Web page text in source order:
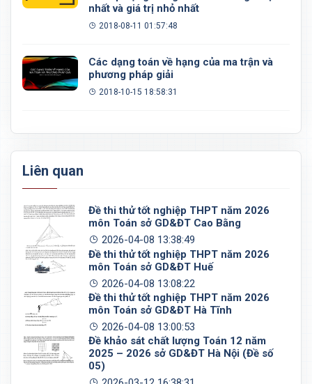
nhất và giá trị nhỏ nhất
2018-08-11 01:57:48
Các dạng toán về hạng của ma trận và
phương pháp giải
2018-10-15 18:58:31
Liên quan
Đề thi thử tốt nghiệp THPT năm 2026
môn Toán sở GD&ĐT Cao Bằng
2026-04-08 13:38:49
Đề thi thử tốt nghiệp THPT năm 2026
môn Toán sở GD&ĐT Huế
2026-04-08 13:08:22
Đề thi thử tốt nghiệp THPT năm 2026
môn Toán sở GD&ĐT Hà Tĩnh
2026-04-08 13:00:53
Đề khảo sát chất lượng Toán 12 năm
2025 – 2026 sở GD&ĐT Hà Nội (Đề số
05)